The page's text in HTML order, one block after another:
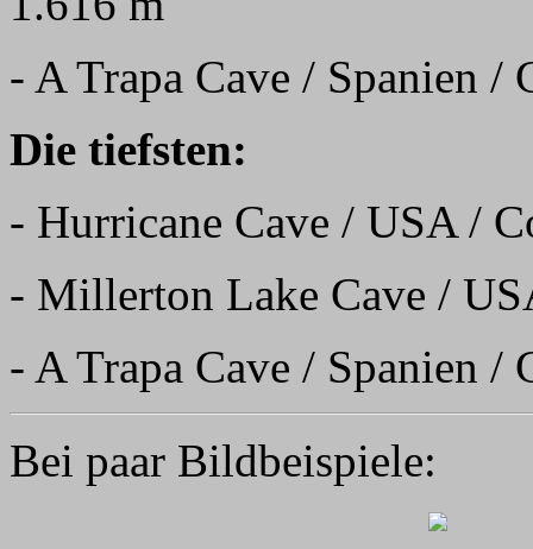
- A Trapa Cave / Spanien /
Die tiefsten:
- Hurricane Cave / USA /
- Millerton Lake Cave /
- A Trapa Cave / Spanien /
Bei paar Bildbeispiele: